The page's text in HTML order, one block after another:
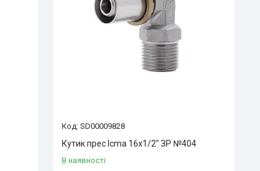
SD00009828
Кутик прес Icma 16х1/2" ЗР №404
В наявності